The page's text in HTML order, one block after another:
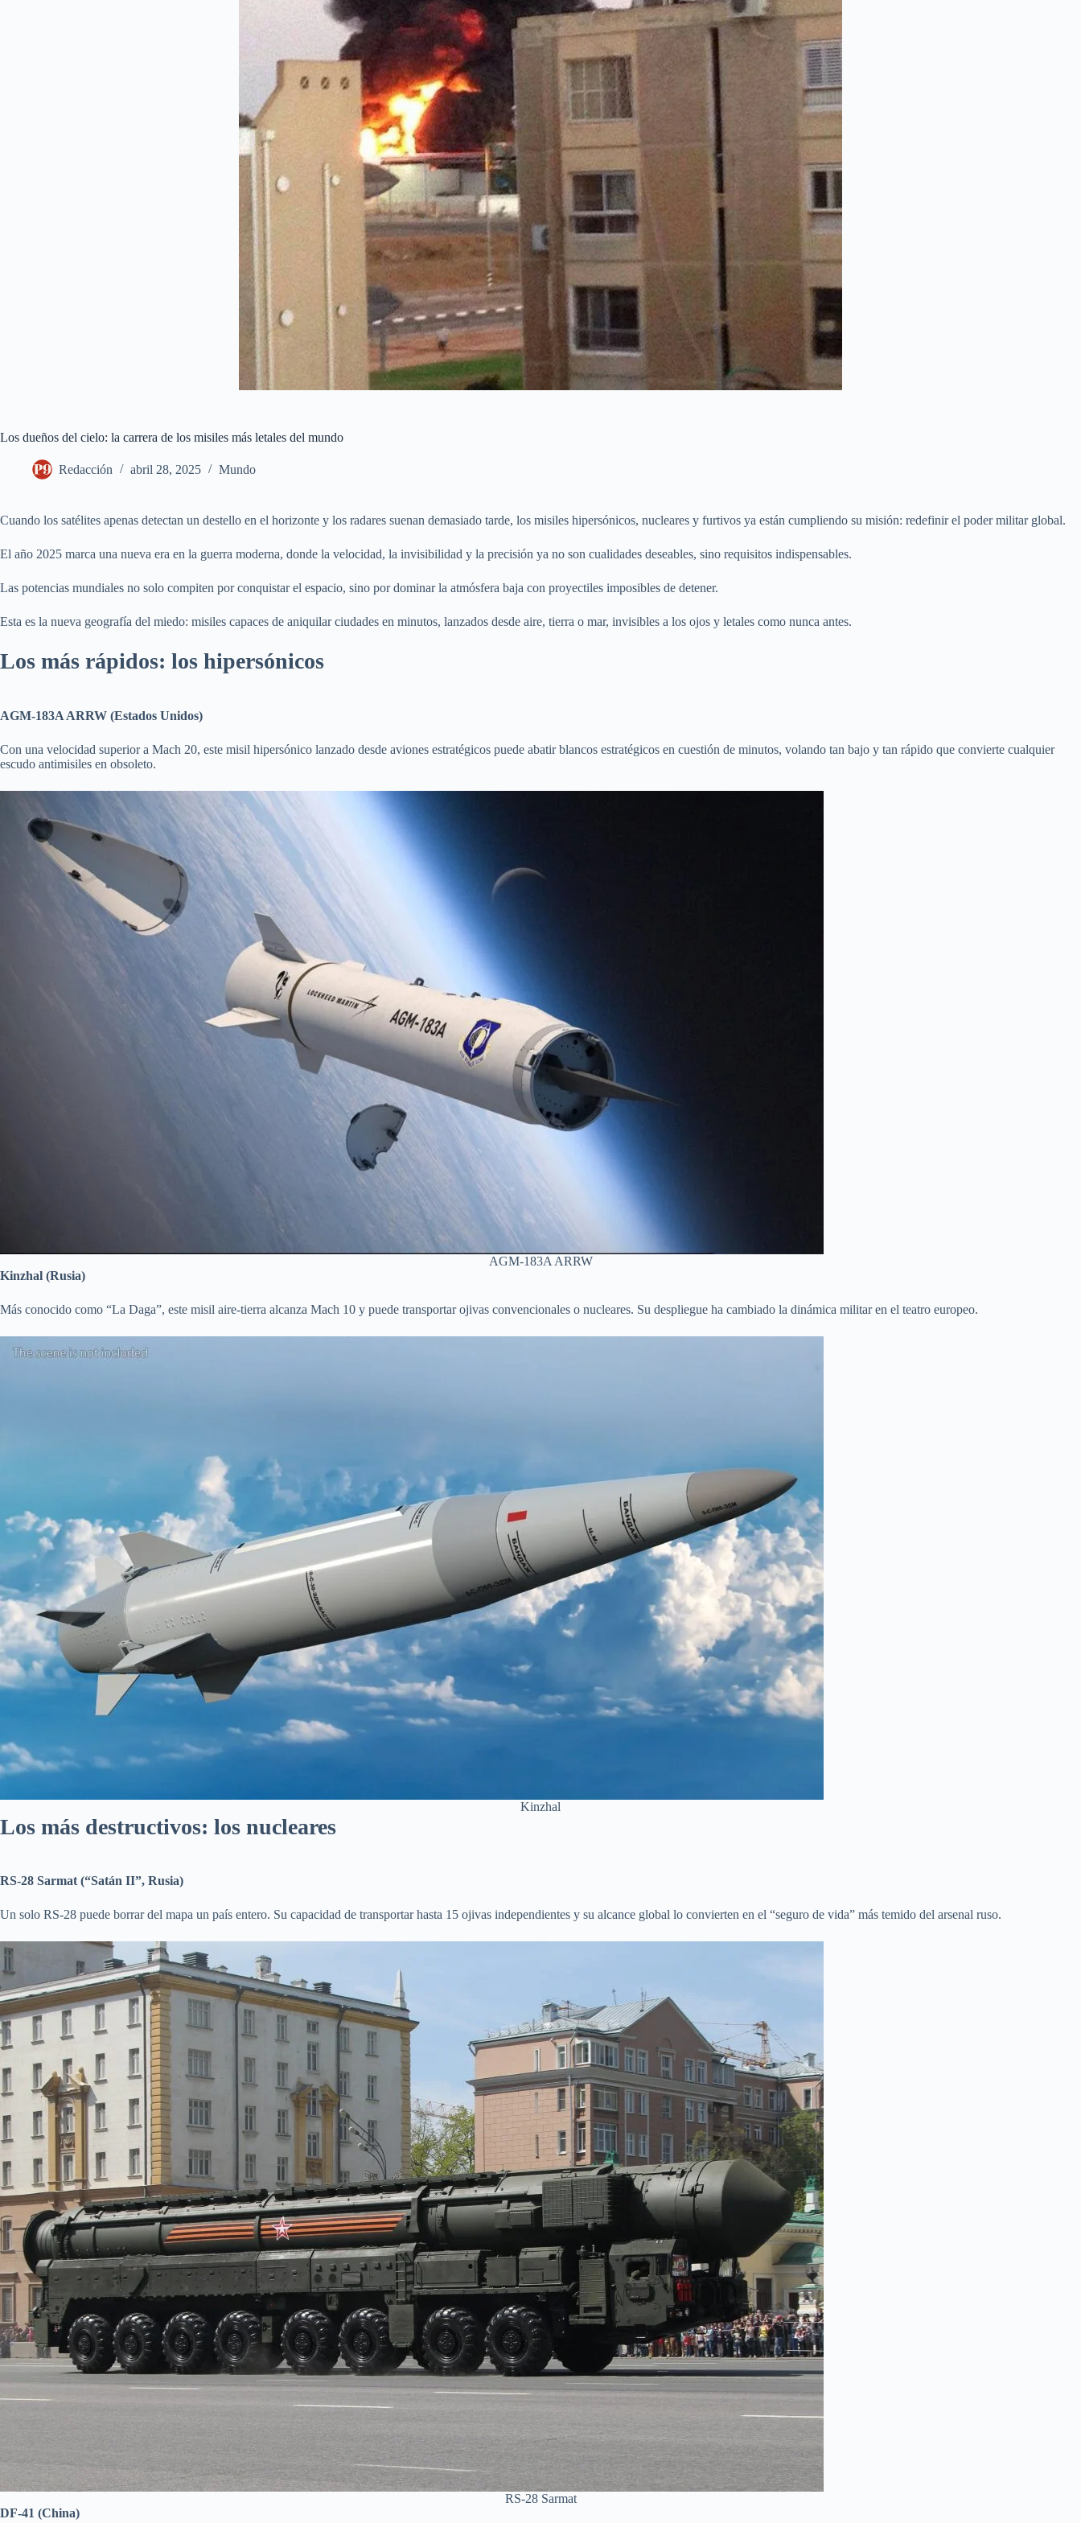
Los dueños del cielo: la carrera de los misiles más letales del mundo
Redacción abril 28, 2025 Mundo
Cuando los satélites apenas detectan un destello en el horizonte y los radares suenan demasiado tarde, los misiles hipersónicos, nucleares y furtivos ya están cumpliendo su misión: redefinir el poder militar global.
El año 2025 marca una nueva era en la guerra moderna, donde la velocidad, la invisibilidad y la precisión ya no son cualidades deseables, sino requisitos indispensables.
Las potencias mundiales no solo compiten por conquistar el espacio, sino por dominar la atmósfera baja con proyectiles imposibles de detener.
Esta es la nueva geografía del miedo: misiles capaces de aniquilar ciudades en minutos, lanzados desde aire, tierra o mar, invisibles a los ojos y letales como nunca antes.
Los más rápidos: los hipersónicos
AGM-183A ARRW (Estados Unidos)
Con una velocidad superior a Mach 20, este misil hipersónico lanzado desde aviones estratégicos puede abatir blancos estratégicos en cuestión de minutos, volando tan bajo y tan rápido que convierte cualquier
escudo antimisiles en obsoleto.
AGM-183A ARRW
Kinzhal (Rusia)
Más conocido como “La Daga”, este misil aire-tierra alcanza Mach 10 y puede transportar ojivas convencionales o nucleares. Su despliegue ha cambiado la dinámica militar en el teatro europeo.
Kinzhal
Los más destructivos: los nucleares
RS-28 Sarmat (“Satán II”, Rusia)
Un solo RS-28 puede borrar del mapa un país entero. Su capacidad de transportar hasta 15 ojivas independientes y su alcance global lo convierten en el “seguro de vida” más temido del arsenal ruso.
RS-28 Sarmat
DF-41 (China)